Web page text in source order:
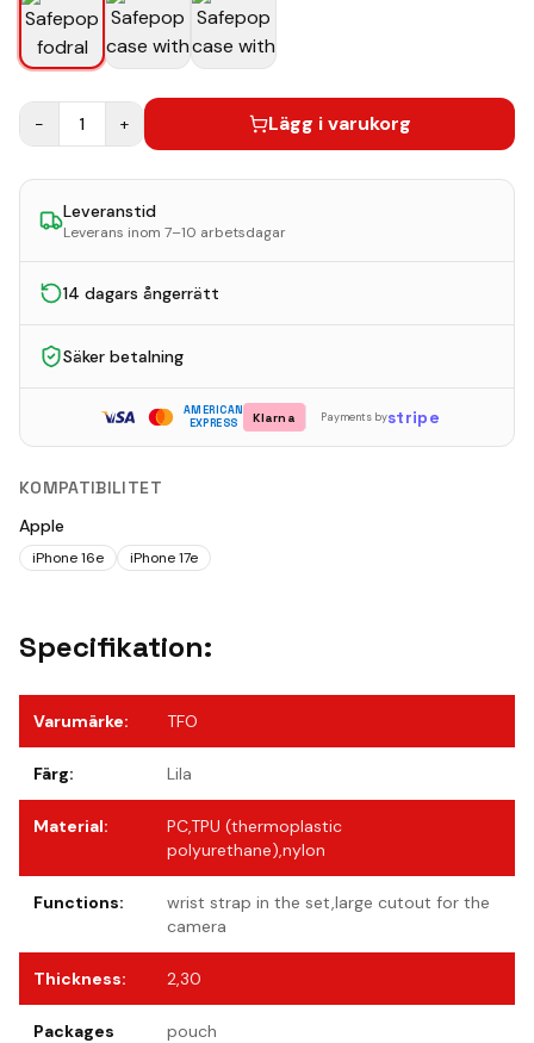
− 1 + Lägg i varukorg
Leveranstid
Leverans inom 7–10 arbetsdagar
14 dagars ångerrätt
Säker betalning
AMERICAN
EXPRESS
Klarna Payments bystripe
KOMPATIBILITET
Apple
iPhone 16e iPhone 17e
Specifikation:
Varumärke: TFO
Färg: Lila
Material:
PC,TPU (thermoplastic
polyurethane),nylon
Functions:
wrist strap in the set,large cutout for the
camera
Thickness: 2,30
Packages
pouch